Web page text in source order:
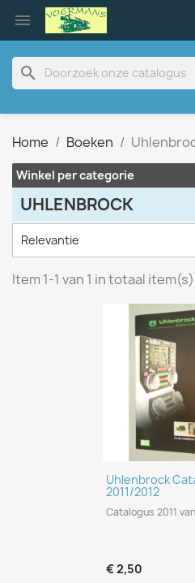

search
Home Boeken
Winkel per categorie
UHLENBROCK
Relevantie
Item 1-1 van 1 in totaal item(s)
Uhlenbrock
2011/2012
Catalogus 2011
€ 2,50